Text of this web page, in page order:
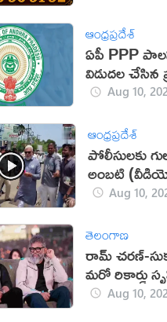
ఆంధ్రప్రదేశ్
ఏపీ PPP
విడుద‌ల చేసిన
Aug 10,
ఆంధ్రప్రదేశ్
పోలీసులకు
అంబటి
Aug 10,
తెలంగాణ
రామ్ చరణ్-
మరో రికార్డు
Aug 10,